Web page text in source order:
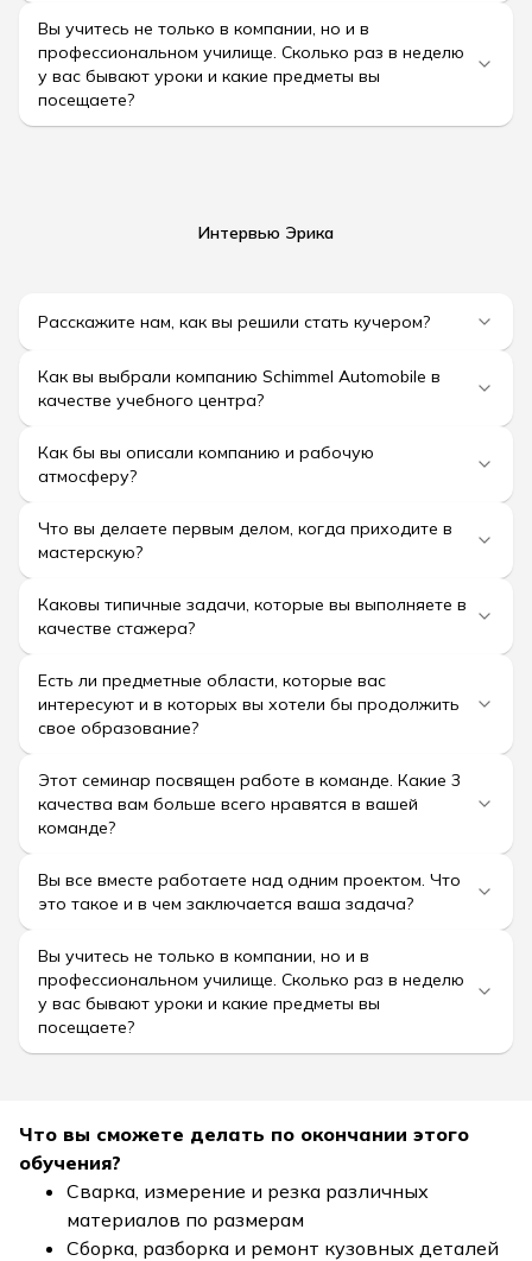
Вы учитесь не только в компании, но и в
профессиональном училище. Сколько раз в неделю
у вас бывают уроки и какие предметы вы
посещаете?
Интервью Эрика
Расскажите нам, как вы решили стать кучером?
Как вы выбрали компанию Schimmel Automobile в
качестве учебного центра?
Как бы вы описали компанию и рабочую
атмосферу?
Что вы делаете первым делом, когда приходите в
мастерскую?
Каковы типичные задачи, которые вы выполняете в
качестве стажера?
Есть ли предметные области, которые вас
интересуют и в которых вы хотели бы продолжить
свое образование?
Этот семинар посвящен работе в команде. Какие 3
качества вам больше всего нравятся в вашей
команде?
Вы все вместе работаете над одним проектом. Что
это такое и в чем заключается ваша задача?
Вы учитесь не только в компании, но и в
профессиональном училище. Сколько раз в неделю
у вас бывают уроки и какие предметы вы
посещаете?
Что вы сможете делать по окончании этого
обучения?
Сварка, измерение и резка различных
материалов по размерам
Сборка, разборка и ремонт кузовных деталей